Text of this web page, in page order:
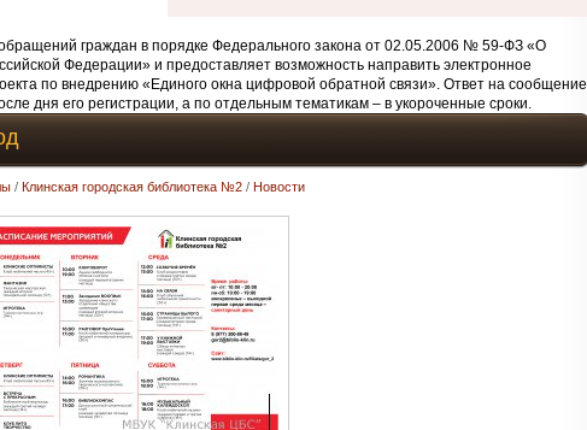
граждан в порядке Федерального закона от 02.05.2006 № 59-ФЗ «О
Федерации» и предоставляет возможность направить электронное
по внедрению «Единого окна цифровой обратной связи». Ответ на сообщение
дня его регистрации, а по отдельным тематикам – в укороченные сроки.
/Клинская городская библиотека №2 /Новости